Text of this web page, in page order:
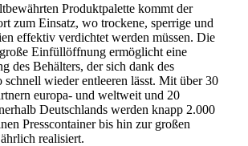
Produktpalette kommt der
zum Einsatz, wo trockene, sperrige und
effektiv verdichtet werden müssen. Die
Einfüllöffnung ermöglicht eine
des Behälters, der sich dank des
schnell wieder entleeren lässt. Mit über 30
europa- und weltweit und 20
Deutschlands werden knapp 2.000
Presscontainer bis hin zur großen
realisiert.